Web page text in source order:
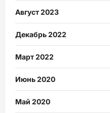
Август 2023
Декабрь 2022
Март 2022
Июнь 2020
Май 2020